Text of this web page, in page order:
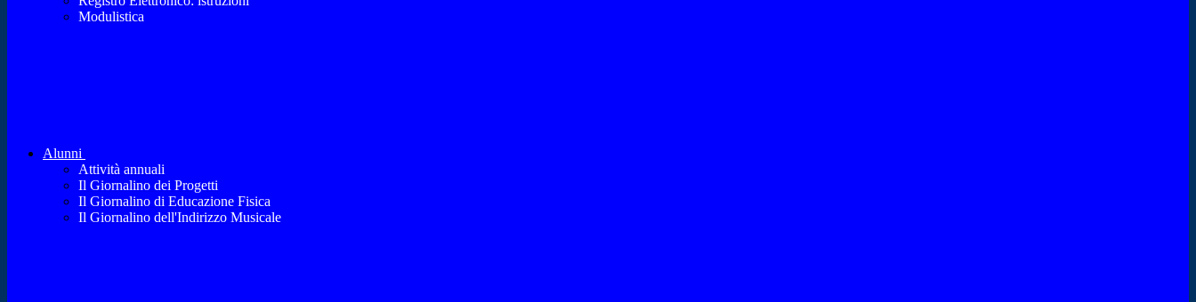
Modulistica
Alunni
Attività annuali
Il Giornalino dei Progetti
Il Giornalino di Educazione Fisica
Il Giornalino dell'Indirizzo Musicale